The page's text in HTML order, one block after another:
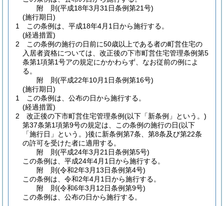
附 則(平成18年3月31日条例第21号)
(施行期日)
1
この条例は、平成18年4月1日から施行する。
(経過措置)
2
この条例の施行の日前に50歳以上である者の町営住宅の
入居者資格については、改正後の下市町営住宅管理条例第5
条第1項第1号アの規定にかかわらず、なお従前の例によ
る。
附 則(平成22年10月1日条例第16号)
(施行期日)
1
この条例は、公布の日から施行する。
(経過措置)
2
改正後の下市町営住宅管理条例(以下「新条例」という。)
第37条第1項第9号の規定は、この条例の施行の日(以下
「施行日」という。)後に新条例第7条、第8条及び第22条
の許可を受けた者に適用する。
附 則(平成24年3月21日条例第5号)
この条例は、平成24年4月1日から施行する。
附 則(令和2年3月13日条例第4号)
この条例は、令和2年4月1日から施行する。
附 則(令和6年3月12日条例第9号)
この条例は、公布の日から施行する。